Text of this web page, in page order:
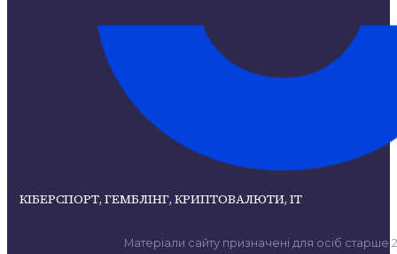
КІБЕРСПОРТ, ГЕМБЛІНГ, КРИПТОВАЛЮТИ, ІТ
Матеріали сайту призначені для осіб старше